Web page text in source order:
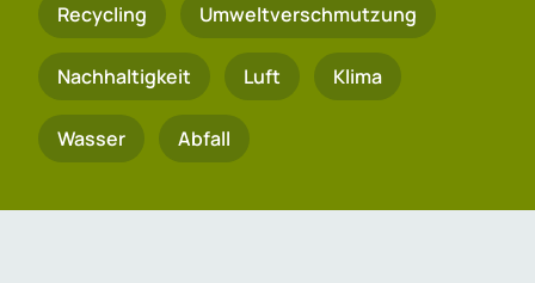
Recycling Umweltverschmutzung
Nachhaltigkeit Luft Klima
Wasser Abfall